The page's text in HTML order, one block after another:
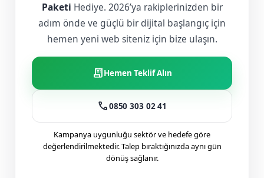
Paketi Hediye. 2026’ya rakiplerinizden bir
adım önde ve güçlü bir dijital başlangıç için
hemen yeni web siteniz için bize ulaşın.
receipt_longHemen Teklif Alın
call0850 303 02 41
Kampanya uygunluğu sektör ve hedefe göre
değerlendirilmektedir. Talep bıraktığınızda aynı gün
dönüş sağlanır.